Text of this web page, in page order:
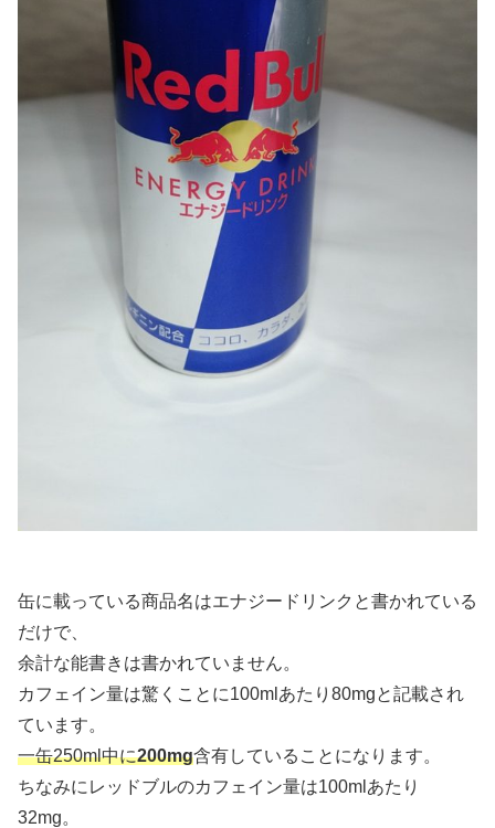
缶に載っている商品名はエナジードリンクと書かれている
だけで、
余計な能書きは書かれていません。
カフェイン量は驚くことに100mlあたり80mgと記載され
ています。
一缶250ml中に200mg含有していることになります。
ちなみにレッドブルのカフェイン量は100mlあたり
32mg。